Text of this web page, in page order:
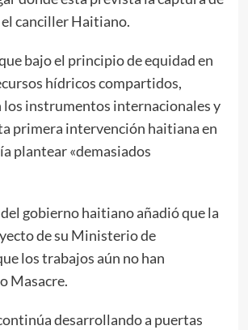
canciller Haitiano.
bajo el principio de equidad en
hídricos compartidos,
los instrumentos internacionales y
primera intervención haitiana en
plantear «demasiados
gobierno haitiano añadió que la
de su Ministerio de
los trabajos aún no han
Masacre.
desarrollando a puertas